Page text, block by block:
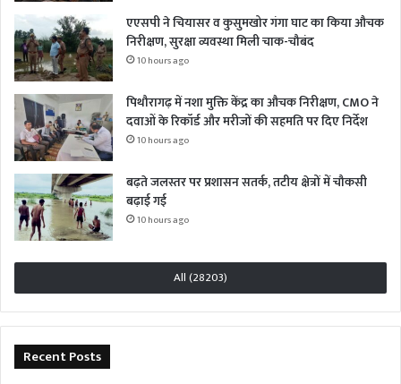
एएसपी ने चियासर व कुसुमखोर गंगा घाट का किया औचक
निरीक्षण, सुरक्षा व्यवस्था मिली चाक-चौबंद
10 hours ago
पिथौरागढ़ में नशा मुक्ति केंद्र का औचक निरीक्षण, CMO ने
दवाओं के रिकॉर्ड और मरीजों की सहमति पर दिए निर्देश
10 hours ago
बढ़ते जलस्तर पर प्रशासन सतर्क, तटीय क्षेत्रों में चौकसी
बढ़ाई गई
10 hours ago
All (28203)
Recent Posts